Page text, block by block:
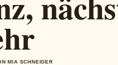
MIA SCHNEIDER